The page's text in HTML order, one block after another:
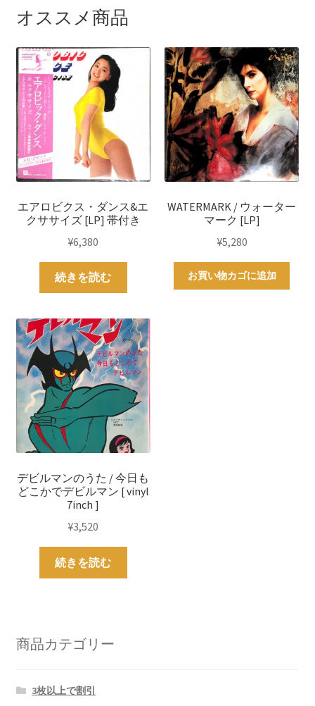
オススメ商品
エアロビクス・ダンス&エ
クササイズ [LP] 帯付き
¥6,380
続きを読む
WATERMARK / ウォーター
マーク [LP]
¥5,280
お買い物カゴに追加
デビルマンのうた / 今日も
どこかでデビルマン [ vinyl
7inch ]
¥3,520
続きを読む
商品カテゴリー
3枚以上で割引